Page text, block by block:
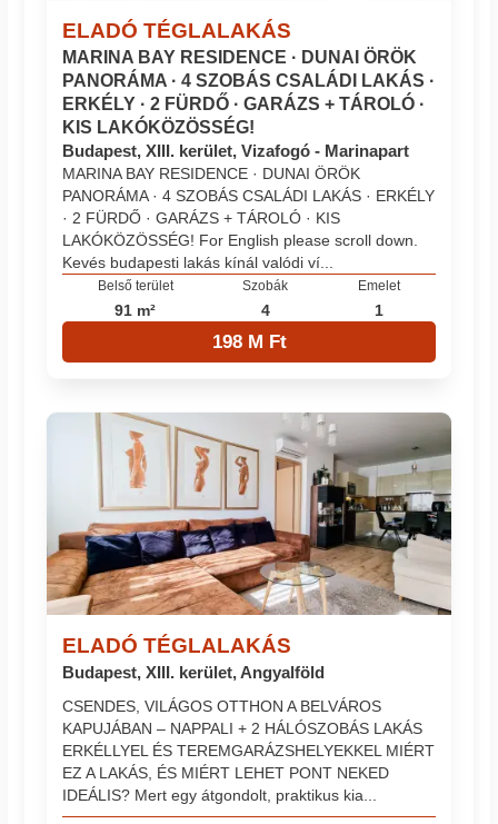
ELADÓ TÉGLALAKÁS
MARINA BAY RESIDENCE · DUNAI ÖRÖK
PANORÁMA · 4 SZOBÁS CSALÁDI LAKÁS ·
ERKÉLY · 2 FÜRDŐ · GARÁZS + TÁROLÓ ·
KIS LAKÓKÖZÖSSÉG!
Budapest, XIII. kerület, Vizafogó - Marinapart
MARINA BAY RESIDENCE · DUNAI ÖRÖK
PANORÁMA · 4 SZOBÁS CSALÁDI LAKÁS · ERKÉLY
· 2 FÜRDŐ · GARÁZS + TÁROLÓ · KIS
LAKÓKÖZÖSSÉG! For English please scroll down.
Kevés budapesti lakás kínál valódi ví...
Belső terület
91 m²
Szobák
4
Emelet
1
198 M Ft
ELADÓ TÉGLALAKÁS
Budapest, XIII. kerület, Angyalföld
CSENDES, VILÁGOS OTTHON A BELVÁROS
KAPUJÁBAN – NAPPALI + 2 HÁLÓSZOBÁS LAKÁS
ERKÉLLYEL ÉS TEREMGARÁZSHELYEKKEL MIÉRT
EZ A LAKÁS, ÉS MIÉRT LEHET PONT NEKED
IDEÁLIS? Mert egy átgondolt, praktikus kia...